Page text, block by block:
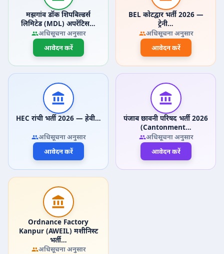
मझगांव डॉक शिपबिल्डर्स
लिमिटेड (MDL) अपरेंटिस…
अधिसूचना अनुसार
आवेदन करें
BEL कोटद्वार भर्ती 2026 —
ट्रेनी…
अधिसूचना अनुसार
आवेदन करें
HEC रांची भर्ती 2026 — हेवी…
अधिसूचना अनुसार
आवेदन करें
पंजाब छावनी परिषद भर्ती 2026
(Cantonment…
अधिसूचना अनुसार
आवेदन करें
Ordnance Factory
Kanpur (AWEIL) मशीनिस्ट
भर्ती…
अधिसूचना अनुसार